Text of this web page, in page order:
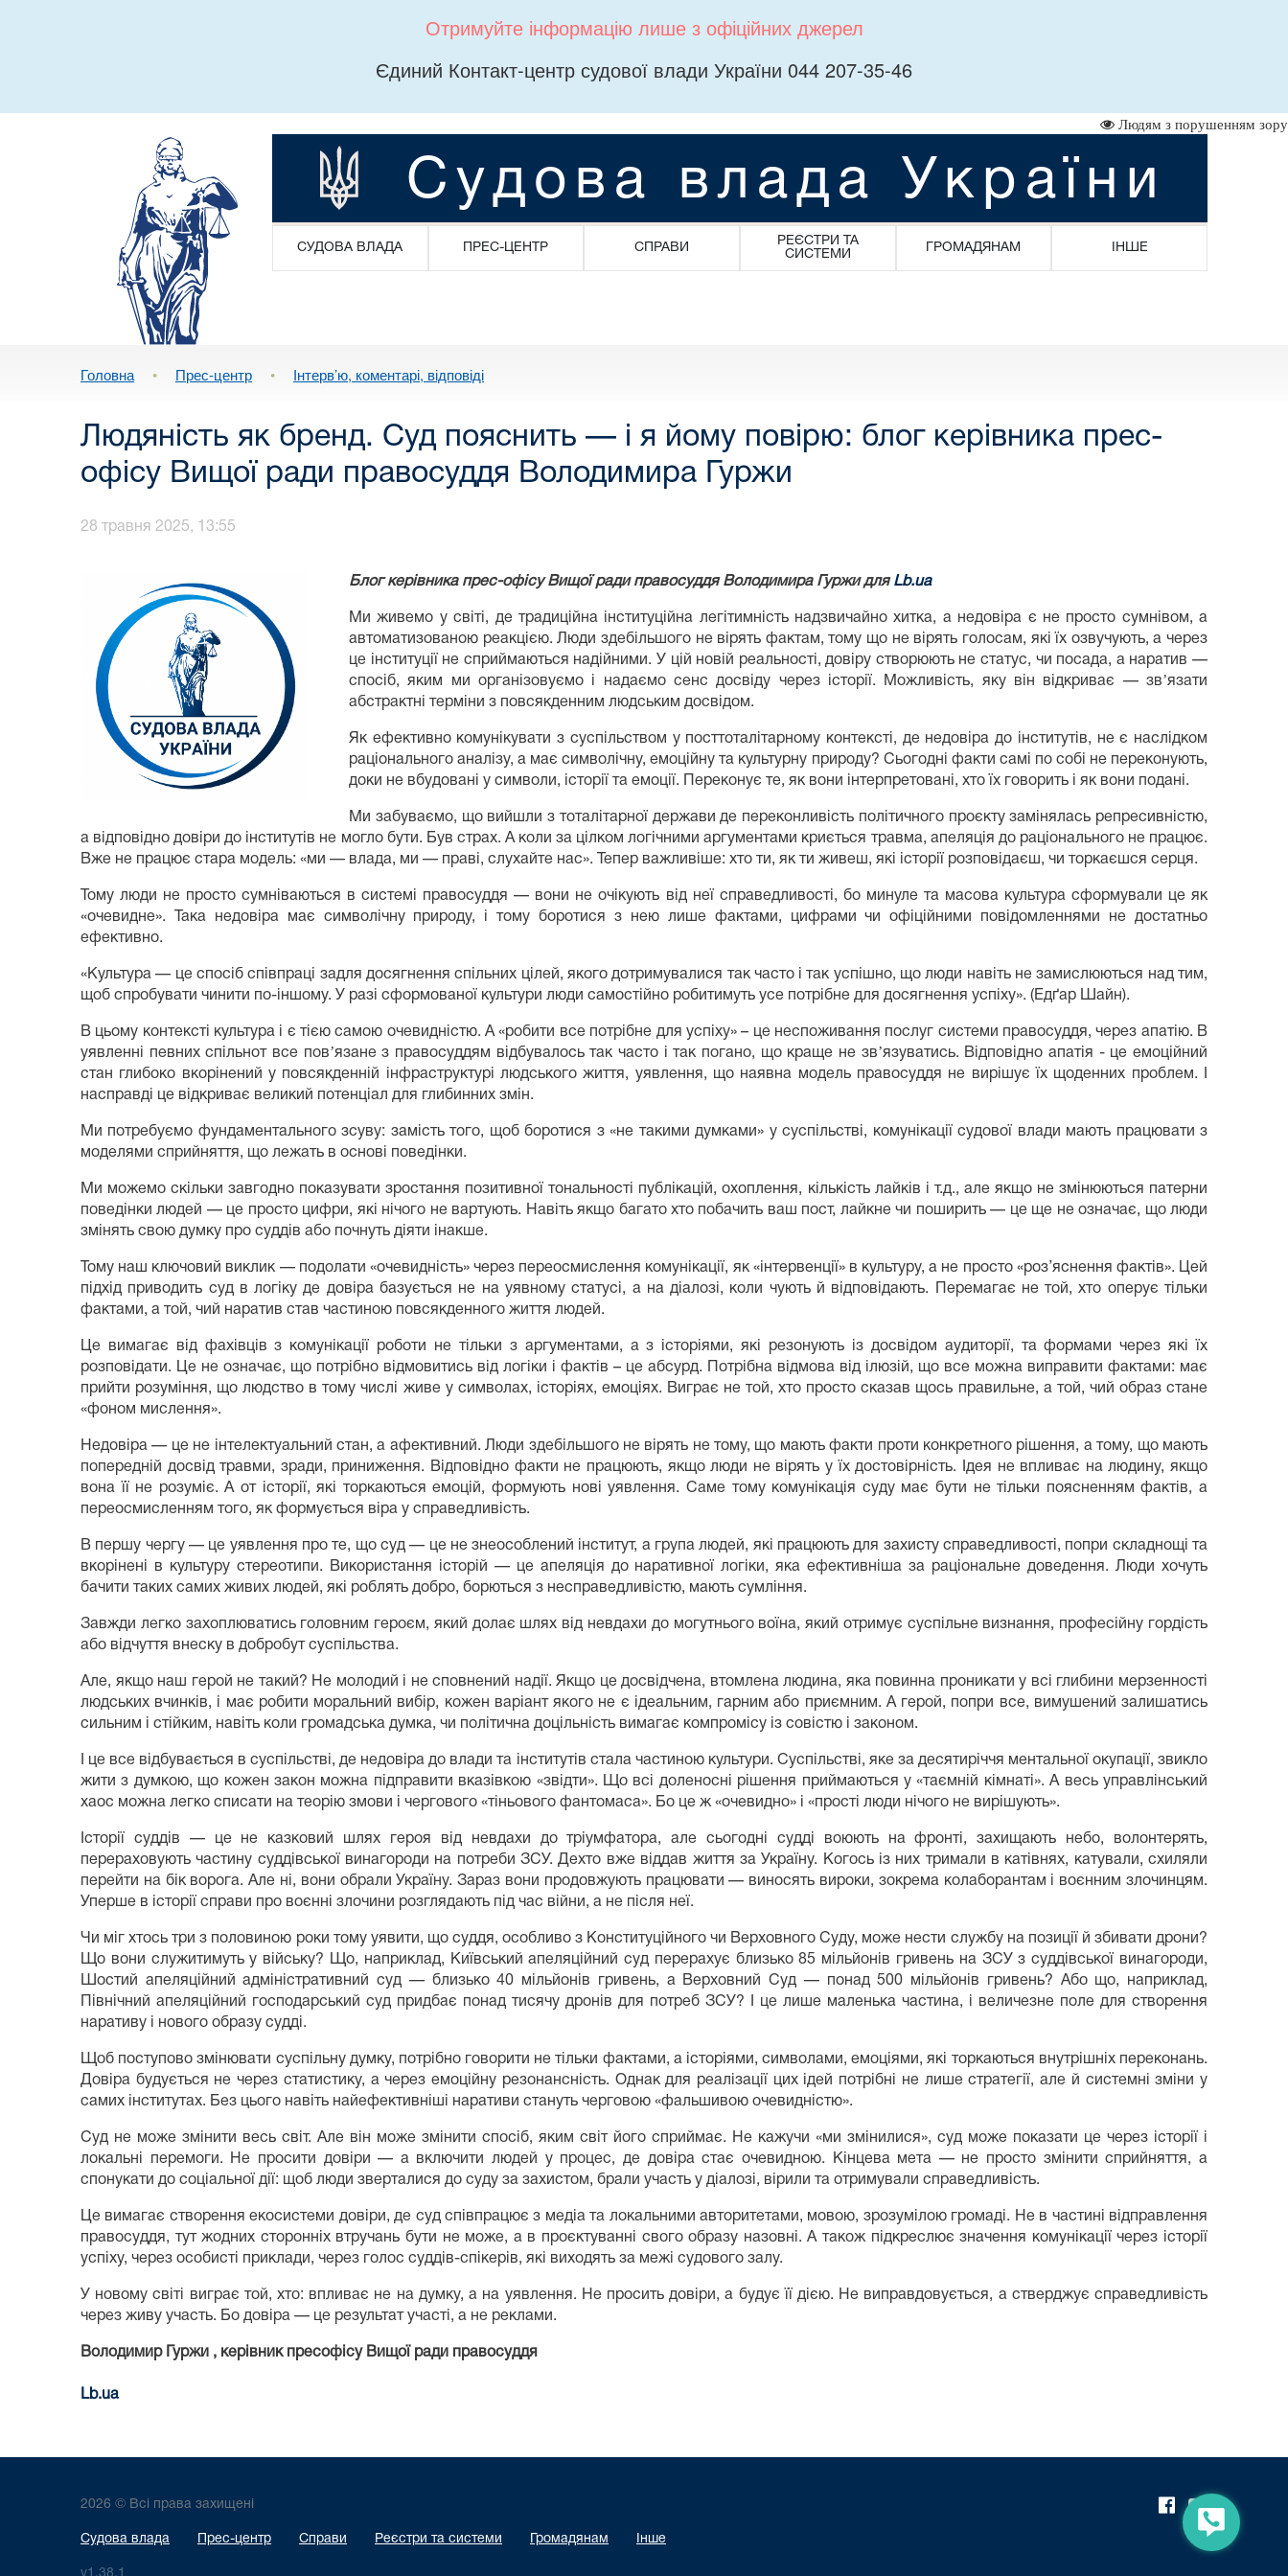
Отримуйте інформацію лише з офіційних джерел
Єдиний Контакт-центр судової влади України 044 207-35-46
Людям з порушенням зору
Судова влада України
СУДОВА ВЛАДА ПРЕС-ЦЕНТР СПРАВИ
РЕЄСТРИ ТА
СИСТЕМИ
ГРОМАДЯНАМ ІНШЕ
Головна • Прес-центр • Інтерв’ю, коментарі, відповіді
Людяність як бренд. Cуд пояснить — і я йому повірю: блог керівника прес-
офісу Вищої ради правосуддя Володимира Гуржи
28 травня 2025, 13:55
Блог керівника прес-офісу Вищої ради правосуддя Володимира Гуржи для Lb.ua
Ми живемо у світі, де традиційна інституційна легітимність надзвичайно хитка, а недовіра є не просто сумнівом, а
автоматизованою реакцією. Люди здебільшого не вірять фактам, тому що не вірять голосам, які їх озвучують, а через
це інституції не сприймаються надійними. У цій новій реальності, довіру створюють не статус, чи посада, а наратив —
спосіб, яким ми організовуємо і надаємо сенс досвіду через історії. Можливість, яку він відкриває — звʼязати
абстрактні терміни з повсякденним людським досвідом.
Як ефективно комунікувати з суспільством у посттоталітарному контексті, де недовіра до інститутів, не є наслідком
раціонального аналізу, а має символічну, емоційну та культурну природу? Сьогодні факти самі по собі не переконують,
доки не вбудовані у символи, історії та емоції. Переконує те, як вони інтерпретовані, хто їх говорить і як вони подані.
Ми забуваємо, що вийшли з тоталітарної держави де переконливість політичного проєкту замінялась репресивністю,
а відповідно довіри до інститутів не могло бути. Був страх. А коли за цілком логічними аргументами криється травма, апеляція до раціонального не працює.
Вже не працює стара модель: «ми — влада, ми — праві, слухайте нас». Тепер важливіше: хто ти, як ти живеш, які історії розповідаєш, чи торкаєшся серця.
Тому люди не просто сумніваються в системі правосуддя — вони не очікують від неї справедливості, бо минуле та масова культура сформували це як
«очевидне». Така недовіра має символічну природу, і тому боротися з нею лише фактами, цифрами чи офіційними повідомленнями не достатньо
ефективно.
«Культура — це спосіб співпраці задля досягнення спільних цілей, якого дотримувалися так часто і так успішно, що люди навіть не замислюються над тим,
щоб спробувати чинити по-іншому. У разі сформованої культури люди самостійно робитимуть усе потрібне для досягнення успіху». (Едґар Шайн).
В цьому контексті культура і є тією самою очевидністю. А «робити все потрібне для успіху» – це неспоживання послуг системи правосуддя, через апатію. В
уявленні певних спільнот все повʼязане з правосуддям відбувалось так часто і так погано, що краще не звʼязуватись. Відповідно апатія - це емоційний
стан глибоко вкорінений у повсякденній інфраструктурі людського життя, уявлення, що наявна модель правосуддя не вирішує їх щоденних проблем. І
насправді це відкриває великий потенціал для глибинних змін.
Ми потребуємо фундаментального зсуву: замість того, щоб боротися з «не такими думками» у суспільстві, комунікації судової влади мають працювати з
моделями сприйняття, що лежать в основі поведінки.
Ми можемо скільки завгодно показувати зростання позитивної тональності публікацій, охоплення, кількість лайків і т.д., але якщо не змінюються патерни
поведінки людей — це просто цифри, які нічого не вартують. Навіть якщо багато хто побачить ваш пост, лайкне чи поширить — це ще не означає, що люди
змінять свою думку про суддів або почнуть діяти інакше.
Тому наш ключовий виклик — подолати «очевидність» через переосмислення комунікації, як «інтервенції» в культуру, а не просто «роз’яснення фактів». Цей
підхід приводить суд в логіку де довіра базується не на уявному статусі, а на діалозі, коли чують й відповідають. Перемагає не той, хто оперує тільки
фактами, а той, чий наратив став частиною повсякденного життя людей.
Це вимагає від фахівців з комунікації роботи не тільки з аргументами, а з історіями, які резонують із досвідом аудиторії, та формами через які їх
розповідати. Це не означає, що потрібно відмовитись від логіки і фактів – це абсурд. Потрібна відмова від ілюзій, що все можна виправити фактами: має
прийти розуміння, що людство в тому числі живе у символах, історіях, емоціях. Виграє не той, хто просто сказав щось правильне, а той, чий образ стане
«фоном мислення».
Недовіра — це не інтелектуальний стан, а афективний. Люди здебільшого не вірять не тому, що мають факти проти конкретного рішення, а тому, що мають
попередній досвід травми, зради, приниження. Відповідно факти не працюють, якщо люди не вірять у їх достовірність. Ідея не впливає на людину, якщо
вона її не розуміє. А от історії, які торкаються емоцій, формують нові уявлення. Саме тому комунікація суду має бути не тільки поясненням фактів, а
переосмисленням того, як формується віра у справедливість.
В першу чергу — це уявлення про те, що суд — це не знеособлений інститут, а група людей, які працюють для захисту справедливості, попри складнощі та
вкорінені в культуру стереотипи. Використання історій — це апеляція до наративної логіки, яка ефективніша за раціональне доведення. Люди хочуть
бачити таких самих живих людей, які роблять добро, борються з несправедливістю, мають сумління.
Завжди легко захоплюватись головним героєм, який долає шлях від невдахи до могутнього воїна, який отримує суспільне визнання, професійну гордість
або відчуття внеску в добробут суспільства.
Але, якщо наш герой не такий? Не молодий і не сповнений надії. Якщо це досвідчена, втомлена людина, яка повинна проникати у всі глибини мерзенності
людських вчинків, і має робити моральний вибір, кожен варіант якого не є ідеальним, гарним або приємним. А герой, попри все, вимушений залишатись
сильним і стійким, навіть коли громадська думка, чи політична доцільність вимагає компромісу із совістю і законом.
І це все відбувається в суспільстві, де недовіра до влади та інститутів стала частиною культури. Суспільстві, яке за десятиріччя ментальної окупації, звикло
жити з думкою, що кожен закон можна підправити вказівкою «звідти». Що всі доленосні рішення приймаються у «таємній кімнаті». А весь управлінський
хаос можна легко списати на теорію змови і чергового «тіньового фантомаса». Бо це ж «очевидно» і «прості люди нічого не вирішують».
Історії суддів — це не казковий шлях героя від невдахи до тріумфатора, але сьогодні судді воюють на фронті, захищають небо, волонтерять,
перераховують частину суддівської винагороди на потреби ЗСУ. Дехто вже віддав життя за Україну. Когось із них тримали в катівнях, катували, схиляли
перейти на бік ворога. Але ні, вони обрали Україну. Зараз вони продовжують працювати — виносять вироки, зокрема колаборантам і воєнним злочинцям.
Уперше в історії справи про воєнні злочини розглядають під час війни, а не після неї.
Чи міг хтось три з половиною роки тому уявити, що суддя, особливо з Конституційного чи Верховного Суду, може нести службу на позиції й збивати дрони?
Що вони служитимуть у війську? Що, наприклад, Київський апеляційний суд перерахує близько 85 мільйонів гривень на ЗСУ з суддівської винагороди,
Шостий апеляційний адміністративний суд — близько 40 мільйонів гривень, а Верховний Суд — понад 500 мільйонів гривень? Або що, наприклад,
Північний апеляційний господарський суд придбає понад тисячу дронів для потреб ЗСУ? І це лише маленька частина, і величезне поле для створення
наративу і нового образу судді.
Щоб поступово змінювати суспільну думку, потрібно говорити не тільки фактами, а історіями, символами, емоціями, які торкаються внутрішніх переконань.
Довіра будується не через статистику, а через емоційну резонансність. Однак для реалізації цих ідей потрібні не лише стратегії, але й системні зміни у
самих інститутах. Без цього навіть найефективніші наративи стануть черговою «фальшивою очевидністю».
Суд не може змінити весь світ. Але він може змінити спосіб, яким світ його сприймає. Не кажучи «ми змінилися», суд може показати це через історії і
локальні перемоги. Не просити довіри — а включити людей у процес, де довіра стає очевидною. Кінцева мета — не просто змінити сприйняття, а
спонукати до соціальної дії: щоб люди зверталися до суду за захистом, брали участь у діалозі, вірили та отримували справедливість.
Це вимагає створення екосистеми довіри, де суд співпрацює з медіа та локальними авторитетами, мовою, зрозумілою громаді. Не в частині відправлення
правосуддя, тут жодних сторонніх втручань бути не може, а в проєктуванні свого образу назовні. А також підкреслює значення комунікації через історії
успіху, через особисті приклади, через голос суддів-спікерів, які виходять за межі судового залу.
У новому світі виграє той, хто: впливає не на думку, а на уявлення. Не просить довіри, а будує її дією. Не виправдовується, а стверджує справедливість
через живу участь. Бо довіра — це результат участі, а не реклами.
Володимир Гуржи , керівник пресофісу Вищої ради правосуддя
Lb.ua
2026 © Всі права захищені
Судова влада Прес-центр Справи Реєстри та системи Громадянам Інше